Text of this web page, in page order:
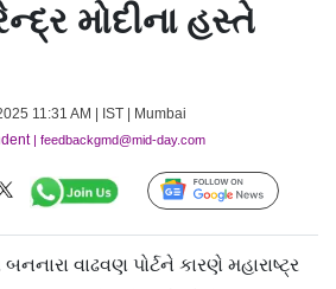
મોદીના હસ્તે
11:31 AM | IST | Mumbai
| feedbackgmd@mid-day.com
Follow Us
વાઢવણ પોર્ટને કારણે મહારાષ્ટ્ર